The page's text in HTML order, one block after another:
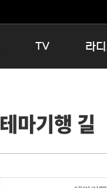
TV
인생내컷
테마기행 길
시청자 FLEX
라
16:00
우리 고
테마기행 길